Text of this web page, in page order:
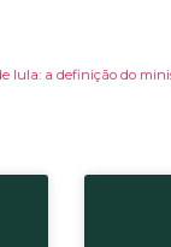
lula: a definição do